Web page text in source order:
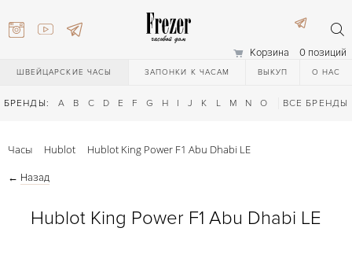
Корзина 0 позиций
ШВЕЙЦАРСКИЕ ЧАСЫ ЗАПОНКИ К ЧАСАМ ВЫКУП О НАС
БРЕНДЫ: A B C D E F G H I J K L M N O Q R S T
ВСЕ БРЕНДЫ
Часы Hublot Hublot King Power F1 Abu Dhabi LE
← Назад
Hublot King Power F1 Abu Dhabi LE